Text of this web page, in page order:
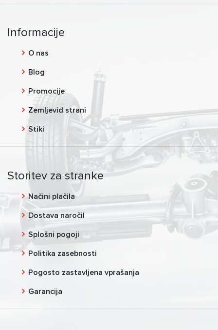
Informacije
O nas
Blog
Promocije
Zemljevid strani
Stiki
Storitev za stranke
Načini plačila
Dostava naročil
Splošni pogoji
Politika zasebnosti
Pogosto zastavljena vprašanja
Garancija